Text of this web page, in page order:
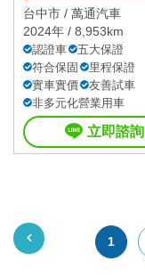
台中市 / 萬通汽車
2024年 / 8,953km
認證車
五大保證
符合保固
里程保證
實車實價
友善試車
非多元化營業用車
立即諮詢
1